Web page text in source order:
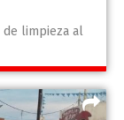
limpieza al